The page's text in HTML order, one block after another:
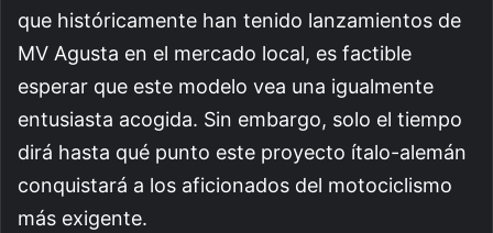
que históricamente han tenido lanzamientos de
MV Agusta en el mercado local, es factible
esperar que este modelo vea una igualmente
entusiasta acogida. Sin embargo, solo el tiempo
dirá hasta qué punto este proyecto ítalo-alemán
conquistará a los aficionados del motociclismo
más exigente.